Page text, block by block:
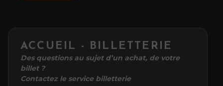
ACCUEIL - BILLETTERIE
Des questions au sujet d’un achat, de votre
billet ?
Contactez le service billetterie